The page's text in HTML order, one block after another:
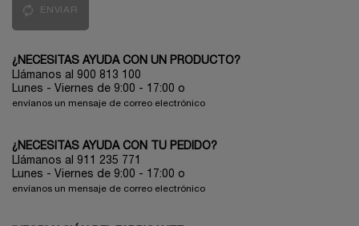
ENVIAR
¿NECESITAS AYUDA CON UN PRODUCTO?
Llámanos al 900 813 100
Lunes - Viernes de 9:00 - 17:00 o
envíanos un mensaje de correo electrónico
¿NECESITAS AYUDA CON TU PEDIDO?
Llámanos al 911 235 771
Lunes - Viernes de 9:00 - 17:00 o
envíanos un mensaje de correo electrónico